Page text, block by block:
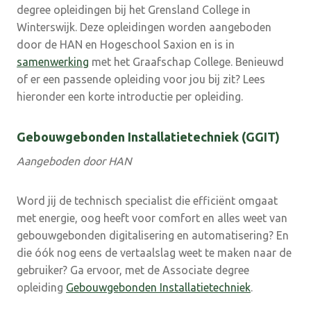
degree opleidingen bij het Grensland College in
Winterswijk. Deze opleidingen worden aangeboden
door de HAN en Hogeschool Saxion en is in
samenwerking met het Graafschap College. Benieuwd
of er een passende opleiding voor jou bij zit? Lees
hieronder een korte introductie per opleiding.
Gebouwgebonden Installatietechniek (GGIT)
Aangeboden door HAN
Word jij de technisch specialist die efficiënt omgaat
met energie, oog heeft voor comfort en alles weet van
gebouwgebonden digitalisering en automatisering? En
die óók nog eens de vertaalslag weet te maken naar de
gebruiker? Ga ervoor, met de Associate degree
opleiding Gebouwgebonden Installatietechniek.